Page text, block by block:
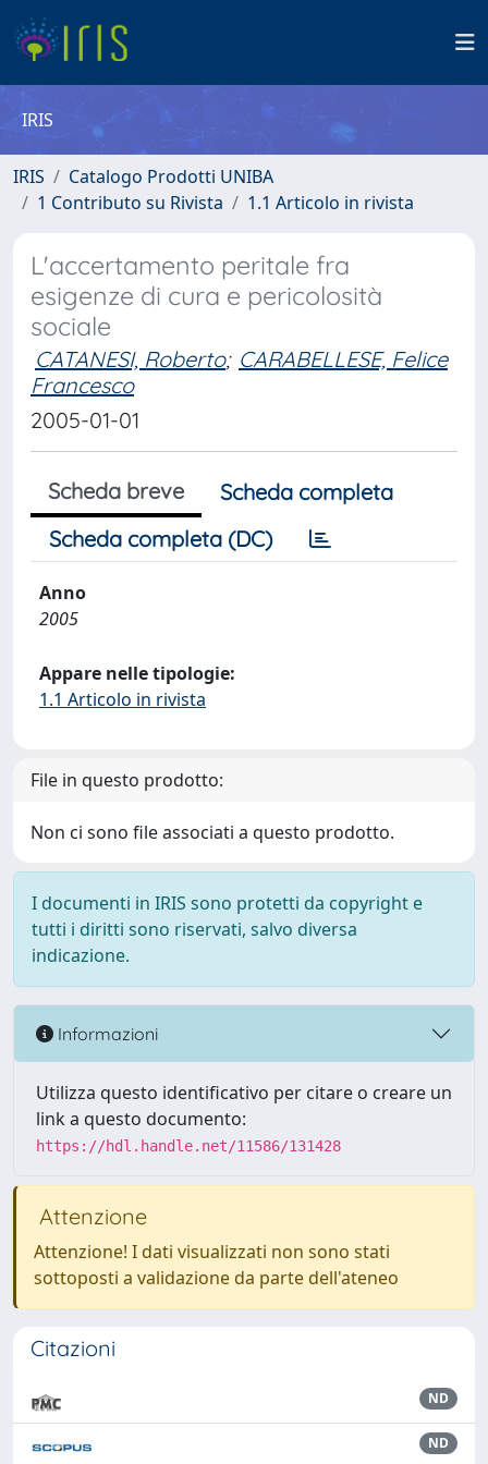
IRIS
IRIS
Catalogo Prodotti UNIBA
1 Contributo su Rivista
1.1 Articolo in rivista
L'accertamento peritale fra
esigenze di cura e pericolosità
sociale
CATANESI, Roberto; CARABELLESE, Felice
Francesco
2005-01-01
Scheda breve
Scheda completa
Scheda completa (DC)
Anno
2005
Appare nelle tipologie:
1.1 Articolo in rivista
File in questo prodotto:
Non ci sono file associati a questo prodotto.
I documenti in IRIS sono protetti da copyright e
tutti i diritti sono riservati, salvo diversa
indicazione.
Informazioni
Utilizza questo identificativo per citare o creare un
link a questo documento:
https://hdl.handle.net/11586/131428
Attenzione
Attenzione! I dati visualizzati non sono stati
sottoposti a validazione da parte dell'ateneo
Citazioni
ND
ND